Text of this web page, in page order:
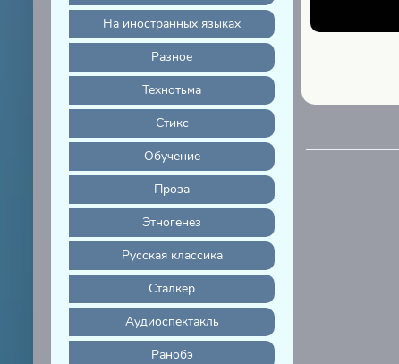
На иностранных языках
Разное
Технотьма
Стикс
Обучение
Проза
Этногенез
Русская классика
Сталкер
Аудиоспектакль
Ранобэ